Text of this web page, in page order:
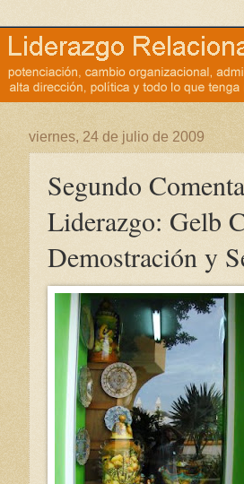
viernes, 24 de julio de 2009
Segundo
Liderazgo: Gelb
Demostración y